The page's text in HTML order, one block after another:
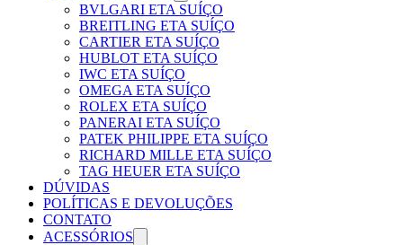
BVLGARI ETA SUÍÇO
BREITLING ETA SUÍÇO
CARTIER ETA SUÍÇO
HUBLOT ETA SUÍÇO
IWC ETA SUÍÇO
OMEGA ETA SUÍÇO
ROLEX ETA SUÍÇO
PANERAI ETA SUÍÇO
PATEK PHILIPPE ETA SUÍÇO
RICHARD MILLE ETA SUÍÇO
TAG HEUER ETA SUÍÇO
DÚVIDAS
POLÍTICAS E DEVOLUÇÕES
CONTATO
ACESSÓRIOS